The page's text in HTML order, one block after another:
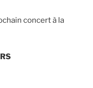
concert à la